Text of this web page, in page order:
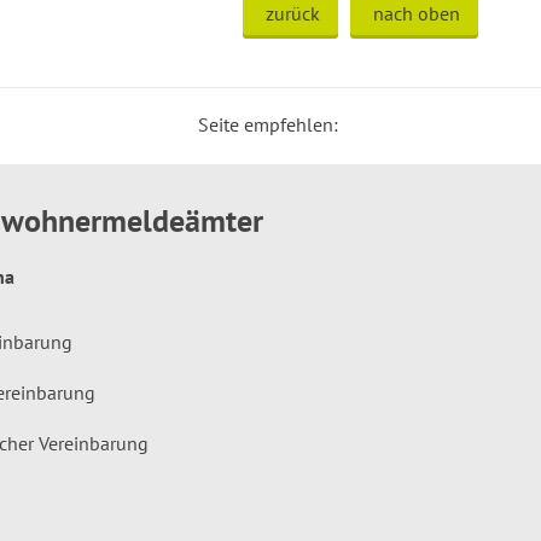
zurück nach oben
Seite empfehlen:
Vereinbarung